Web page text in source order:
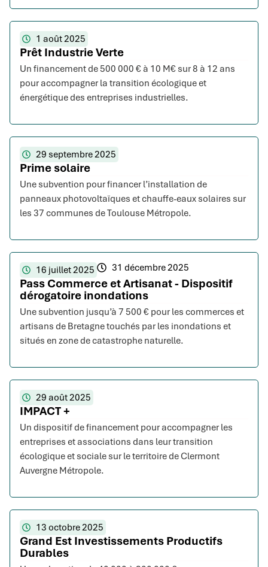
1 août 2025
Prêt Industrie Verte
Un financement de 500 000 € à 10 M€ sur 8 à 12 ans
pour accompagner la transition écologique et
énergétique des entreprises industrielles.
29 septembre 2025
Prime solaire
Une subvention pour financer l’installation de
panneaux photovoltaïques et chauffe-eaux solaires sur
les 37 communes de Toulouse Métropole.
16 juillet 2025 31 décembre 2025
Pass Commerce et Artisanat - Dispositif
dérogatoire inondations
Une subvention jusqu’à 7 500 € pour les commerces et
artisans de Bretagne touchés par les inondations et
situés en zone de catastrophe naturelle.
29 août 2025
IMPACT +
Un dispositif de financement pour accompagner les
entreprises et associations dans leur transition
écologique et sociale sur le territoire de Clermont
Auvergne Métropole.
13 octobre 2025
Grand Est Investissements Productifs
Durables